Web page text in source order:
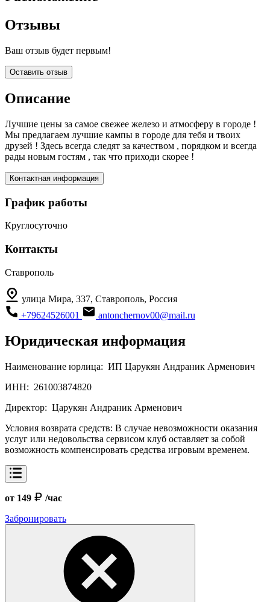
Отзывы
Ваш отзыв будет первым!
Оставить отзыв
Описание
Лучшие цены за самое свежее железо и атмосферу в городе !
Мы предлагаем лучшие кампы в городе для тебя и твоих
друзей ! Здесь всегда следят за качеством , порядком и всегда
рады новым гостям , так что приходи скорее !
Контактная информация
График работы
Круглосуточно
Контакты
Ставрополь
улица Мира, 337, Ставрополь, Россия
+79624526001
antonchernov00@mail.ru
Юридическая информация
Наименование юрлица: ИП Царукян Андраник Арменович
ИНН: 261003874820
Директор: Царукян Андраник Арменович
Условия возврата средств: В случае невозможности оказания
услуг или недовольства сервисом клуб оставляет за собой
возможность компенсировать средства игровым временем.
от 149
/час
Забронировать